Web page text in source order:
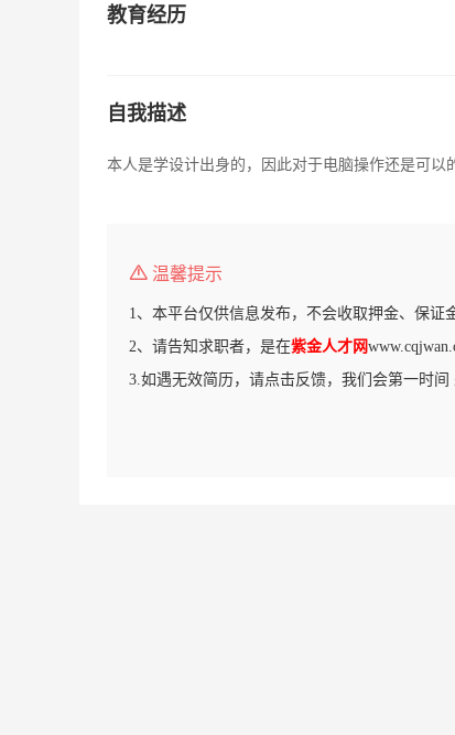
教育经历
自我描述
本人是学设计出身的，因此对于电脑操作还是可以
温馨提示
1、本平台仅供信息发布，不会收取押金、保证
2、请告知求职者，是在紫金人才网
3.如遇无效简历，请点击反馈，我们会第一时间